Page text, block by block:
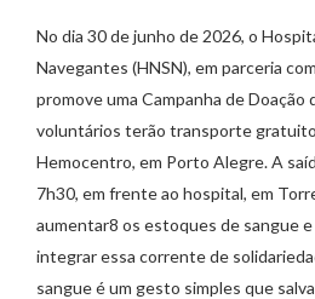
No dia 30 de junho de 2026, o
Navegantes (HNSN), em parceria
promove uma Campanha de Doação
voluntários terão transporte
Hemocentro, em Porto Alegre. A
7h30, em frente ao hospital, em
aumentar8 os estoques de sangue e
integrar essa corrente de
sangue é um gesto simples que